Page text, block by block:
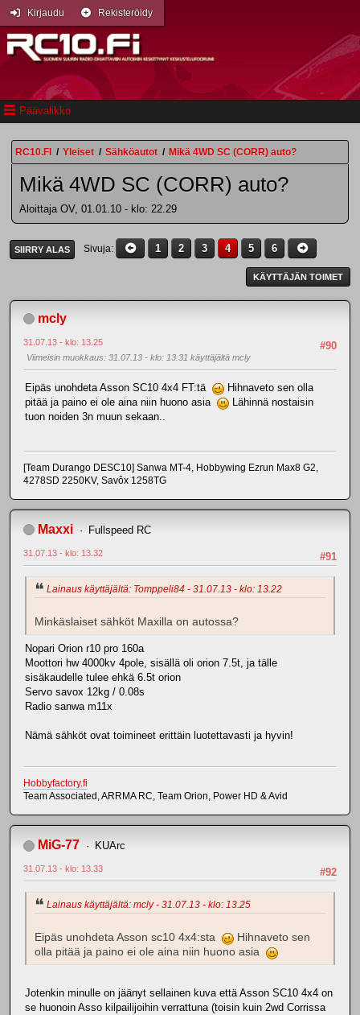
Päävalikko
Kirjaudu Rekisteröidy
RC10.FI / Yleiset / Sähköautot / Mikä 4WD SC (CORR) auto?
Mikä 4WD SC (CORR) auto?
Aloittaja OV, 01.01.10 - klo: 22.29
SIIRRY ALAS Sivuja 1 2 3 4 5 6
KÄYTTÄJÄN TOIMET
mcly
#90
31.07.13 - klo: 13.25
Viimeisin muokkaus: 31.07.13 - klo: 13.31 käyttäjältä mcly
Eipäs unohdeta Asson SC10 4x4 FT:tä
Hihnaveto sen olla
pitää ja paino ei ole aina niin huono asia
Lähinnä nostaisin
tuon noiden 3n muun sekaan..
[Team Durango DESC10] Sanwa MT-4, Hobbywing Ezrun Max8 G2,
4278SD 2250KV, Savôx 1258TG
Maxxi Fullspeed RC
#91
31.07.13 - klo: 13.32
Lainaus käyttäjältä: Tomppeli84 - 31.07.13 - klo: 13.22
Minkäslaiset sähköt Maxilla on autossa?
Nopari Orion r10 pro 160a
Moottori hw 4000kv 4pole, sisällä oli orion 7.5t, ja tälle
sisäkaudelle tulee ehkä 6.5t orion
Servo savox 12kg / 0.08s
Radio sanwa m11x
Nämä sähköt ovat toimineet erittäin luotettavasti ja hyvin!
Hobbyfactory.fi
Team Associated, ARRMA RC, Team Orion, Power HD & Avid
MiG-77 KUArc
#92
31.07.13 - klo: 13.33
Lainaus käyttäjältä: mcly - 31.07.13 - klo: 13.25
Eipäs unohdeta Asson sc10 4x4:sta
Hihnaveto sen
olla pitää ja paino ei ole aina niin huono asia
Jotenkin minulle on jäänyt sellainen kuva että Asson SC10 4x4 on
se huonoin Asso kilpailijoihin verrattuna (toisin kuin 2wd Corrissa